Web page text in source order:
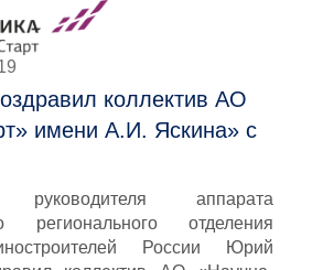
коллектив АО
имени А.И. Яскина» с
руководителя аппарата
регионального отделения
России Юрий